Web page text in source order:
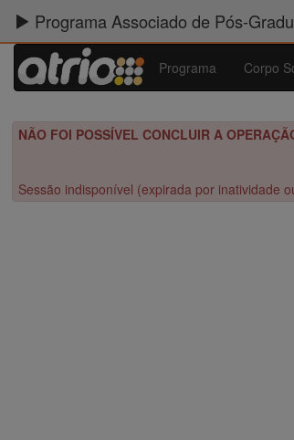
Programa Associado de Pós-
Programa Corpo
NÃO FOI POSSÍVEL CONCLUIR A
Sessão indisponível (expirada por inatividade